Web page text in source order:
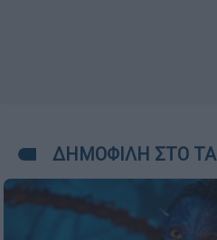
ΔΗΜΟΦΙΛΗ ΣΤΟ